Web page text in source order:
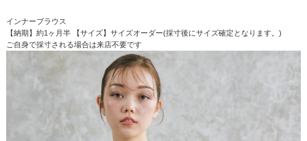
インナーブラウス
【納期】約1ヶ月半 【サイズ】サイズオーダー(採寸後にサイズ確定となります。)
ご自身で採寸される場合は来店不要です